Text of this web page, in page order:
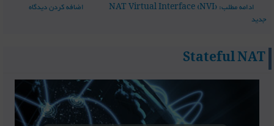
ادامه مطلب: NAT Virtual Interface (NVI)
اضافه کردن دیدگاه
جدید
Stateful NAT